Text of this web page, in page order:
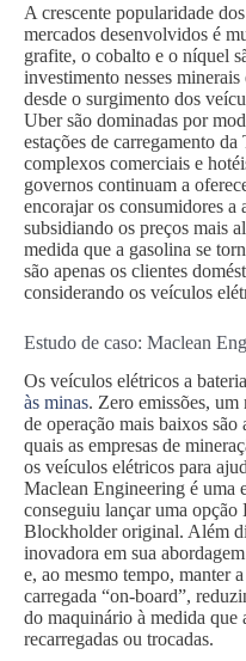
A crescente popularidade
mercados desenvolvidos é
grafite, o cobalto e o níquel
investimento nesses
desde o surgimento dos
Uber são dominadas por
estações de carregamento
complexos comerciais e
governos continuam a
encorajar os consumidores a
subsidiando os preços mais
medida que a gasolina se
são apenas os clientes
considerando os veículos
Estudo de caso: Maclean
Os veículos elétricos a
às minas. Zero emissões,
de operação mais baixos
quais as empresas de
os veículos elétricos para
Maclean Engineering é uma
conseguiu lançar uma
Blockholder original. Além
inovadora em sua
e, ao mesmo tempo, manter
carregada “on-board”,
do maquinário à medida que
recarregadas ou trocadas.